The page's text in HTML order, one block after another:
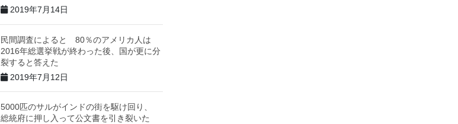
2019年7月14日
民間調査によると 80％のアメリカ人は
2016年総選挙戦が終わった後、国が更に分
裂すると答えた
2019年7月12日
5000匹のサルがインドの街を駆け回り、
総統府に押し入って公文書を引き裂いた